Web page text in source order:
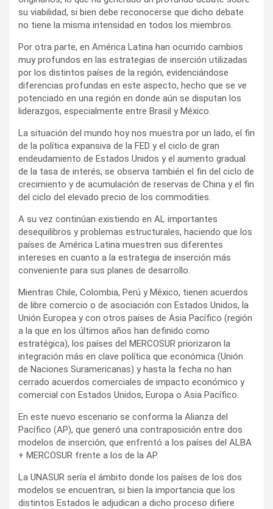
su viabilidad, si bien debe reconocerse que dicho debate
no tiene la misma intensidad en todos los miembros.
Por otra parte, en América Latina han ocurrido cambios
muy profundos en las estrategias de inserción utilizadas
por los distintos países de la región, evidenciándose
diferencias profundas en este aspecto, hecho que se ve
potenciado en una región en donde aún se disputan los
liderazgos, especialmente entre Brasil y México.
La situación del mundo hoy nos muestra por un lado, el fin
de la política expansiva de la FED y el ciclo de gran
endeudamiento de Estados Unidos y el aumento gradual
de la tasa de interés, se observa también el fin del ciclo de
crecimiento y de acumulación de reservas de China y el fin
del ciclo del elevado precio de los commodities.
A su vez continúan existiendo en AL importantes
desequilibros y problemas estructurales, haciendo que los
países de América Latina muestren sus diferentes
intereses en cuanto a la estrategia de inserción más
conveniente para sus planes de desarrollo.
Mientras Chile, Colombia, Perú y México, tienen acuerdos
de libre comercio o de asociación con Estados Unidos, la
Unión Europea y con otros países de Asia Pacífico (región
a la que en los últimos años han definido como
estratégica), los países del MERCOSUR priorizaron la
integración más en clave política que económica (Unión
de Naciones Suramericanas) y hasta la fecha no han
cerrado acuerdos comerciales de impacto económico y
comercial con Estados Unidos, Europa o Asia Pacífico.
En este nuevo escenario se conforma la Alianza del
Pacífico (AP), que generó una contraposición entre dos
modelos de inserción, que enfrentó a los países del ALBA
+ MERCOSUR frente a los de la AP.
La UNASUR sería el ámbito donde los países de los dos
modelos se encuentran, si bien la importancia que los
distintos Estados le adjudican a dicho proceso difiere